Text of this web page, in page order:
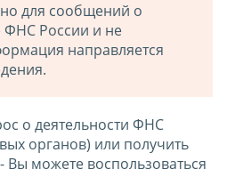
для сообщений о
ФНС России и не
направляется
о деятельности ФНС
органов) или получить
можете воспользоваться